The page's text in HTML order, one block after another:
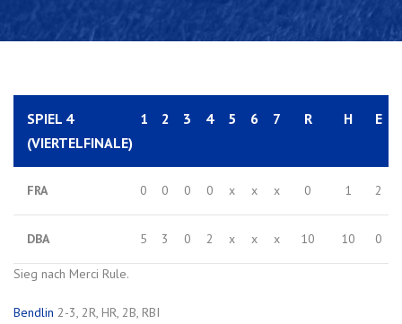
SPIEL 4
(VIERTELFINALE)
1 2 3 4 5 6 7 R H E
FRA 0 0 0 0 x x x 0 1 2
DBA 5 3 0 2 x x x 10 10 0
Sieg nach Merci Rule.
Bendlin 2-3, 2R, HR, 2B, RBI